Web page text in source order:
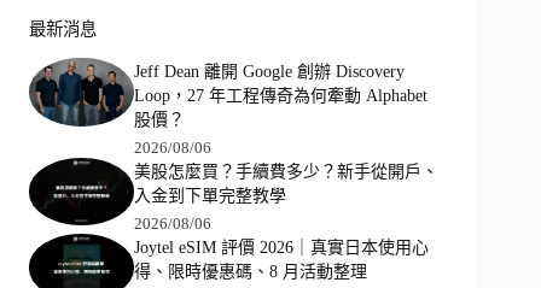
最新消息
Jeff Dean 離開 Google 創辦 Discovery
Loop，27 年工程傳奇為何牽動 Alphabet
股價？
2026/08/06
美股怎麼買？手續費多少？新手從開戶、
入金到下單完整教學
2026/08/06
Joytel eSIM 評價 2026｜真實日本使用心
得、限時優惠碼、8 月活動整理